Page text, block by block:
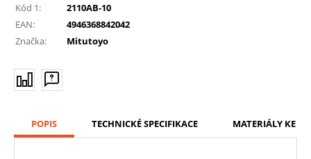
Kód 1:
2110AB-10
EAN:
4946368842042
Značka:
Mitutoyo
POPIS TECHNICKÉ SPECIFIKACE MATERIÁLY KE